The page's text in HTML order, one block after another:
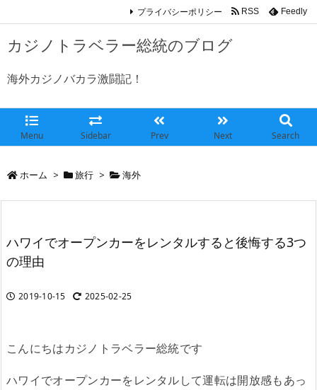
カジノトラベラー総統のブログ
海外カジノバカラ激闘記！
Menu Sidebar Prev Next Search
プライバシーポリシー RSS Feedly
ホーム > 旅行 > 海外
ハワイでオープンカーをレンタルすると後悔する3つ
の理由
2019-10-15 2025-02-25
こんにちはカジノトラベラー総統です
ハワイでオープンカーをレンタルして運転は開放感もあっ